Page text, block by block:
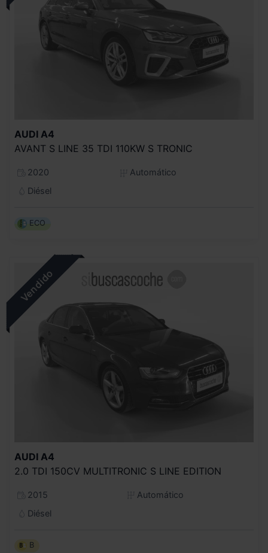
AUDI A4
AVANT S LINE 35 TDI 110KW S TRONIC
2020
Automático
Diésel
ECO
AUDI A4
2.0 TDI 150CV MULTITRONIC S LINE EDITION
2015
Automático
Diésel
B